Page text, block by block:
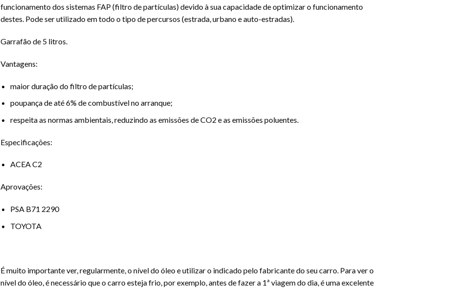
funcionamento dos sistemas FAP (filtro de partículas) devido à sua capacidade de optimizar o funcionamento
destes. Pode ser utilizado em todo o tipo de percursos (estrada, urbano e auto-estradas).
Garrafão de 5 litros.
Vantagens:
maior duração do filtro de partículas;
poupança de até 6% de combustível no arranque;
respeita as normas ambientais, reduzindo as emissões de CO2 e as emissões poluentes.
Especificações:
ACEA C2
Aprovações:
PSA B71 2290
TOYOTA
É muito importante ver, regularmente, o nível do óleo e utilizar o indicado pelo fabricante do seu carro. Para ver o
nível do óleo, é necessário que o carro esteja frio, por exemplo, antes de fazer a 1ª viagem do dia, é uma excelente